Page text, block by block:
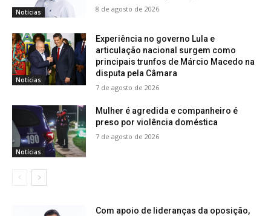
Notícias 8 de agosto de 2026
Notícias
Experiência no governo Lula e
articulação nacional surgem como
principais trunfos de Márcio Macedo na
disputa pela Câmara
7 de agosto de 2026
Notícias
Mulher é agredida e companheiro é
preso por violência doméstica
7 de agosto de 2026
Com apoio de lideranças da oposição,